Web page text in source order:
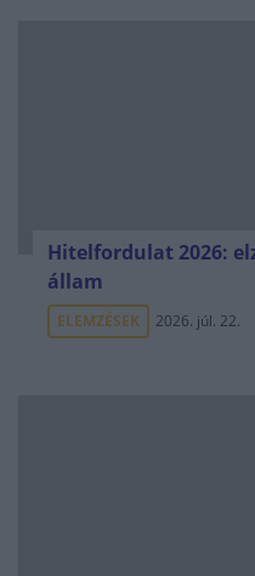
Hitelfordulat 2026:
állam
ELEMZÉSEK 2026. júl. 22.